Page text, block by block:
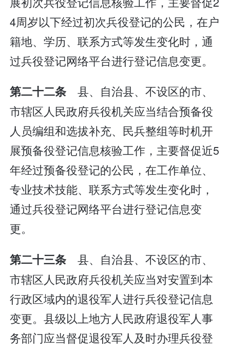
4周岁以下经过初次兵役登记的公民，在户
籍地、学历、联系方式等发生变化时，通
过兵役登记网络平台进行登记信息变更。
第二十二条 县、自治县、不设区的市、
市辖区人民政府兵役机关应当结合预备役
人员编组和选拔补充、民兵整组等时机开
展预备役登记信息核验工作，主要督促近5
年经过预备役登记的公民，在工作单位、
专业技术技能、联系方式等发生变化时，
通过兵役登记网络平台进行登记信息变
更。
第二十三条 县、自治县、不设区的市、
市辖区人民政府兵役机关应当对安置到本
行政区域内的退役军人进行兵役登记信息
变更。县级以上地方人民政府退役军人事
务部门应当督促退役军人及时办理兵役登